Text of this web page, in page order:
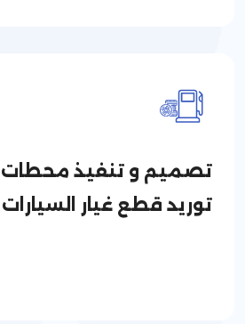
تصميم و تنفيذ محطات
توريد قطع غيار السيارات